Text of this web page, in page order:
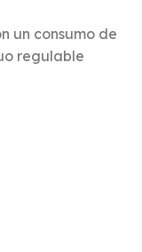
un consumo de
regulable